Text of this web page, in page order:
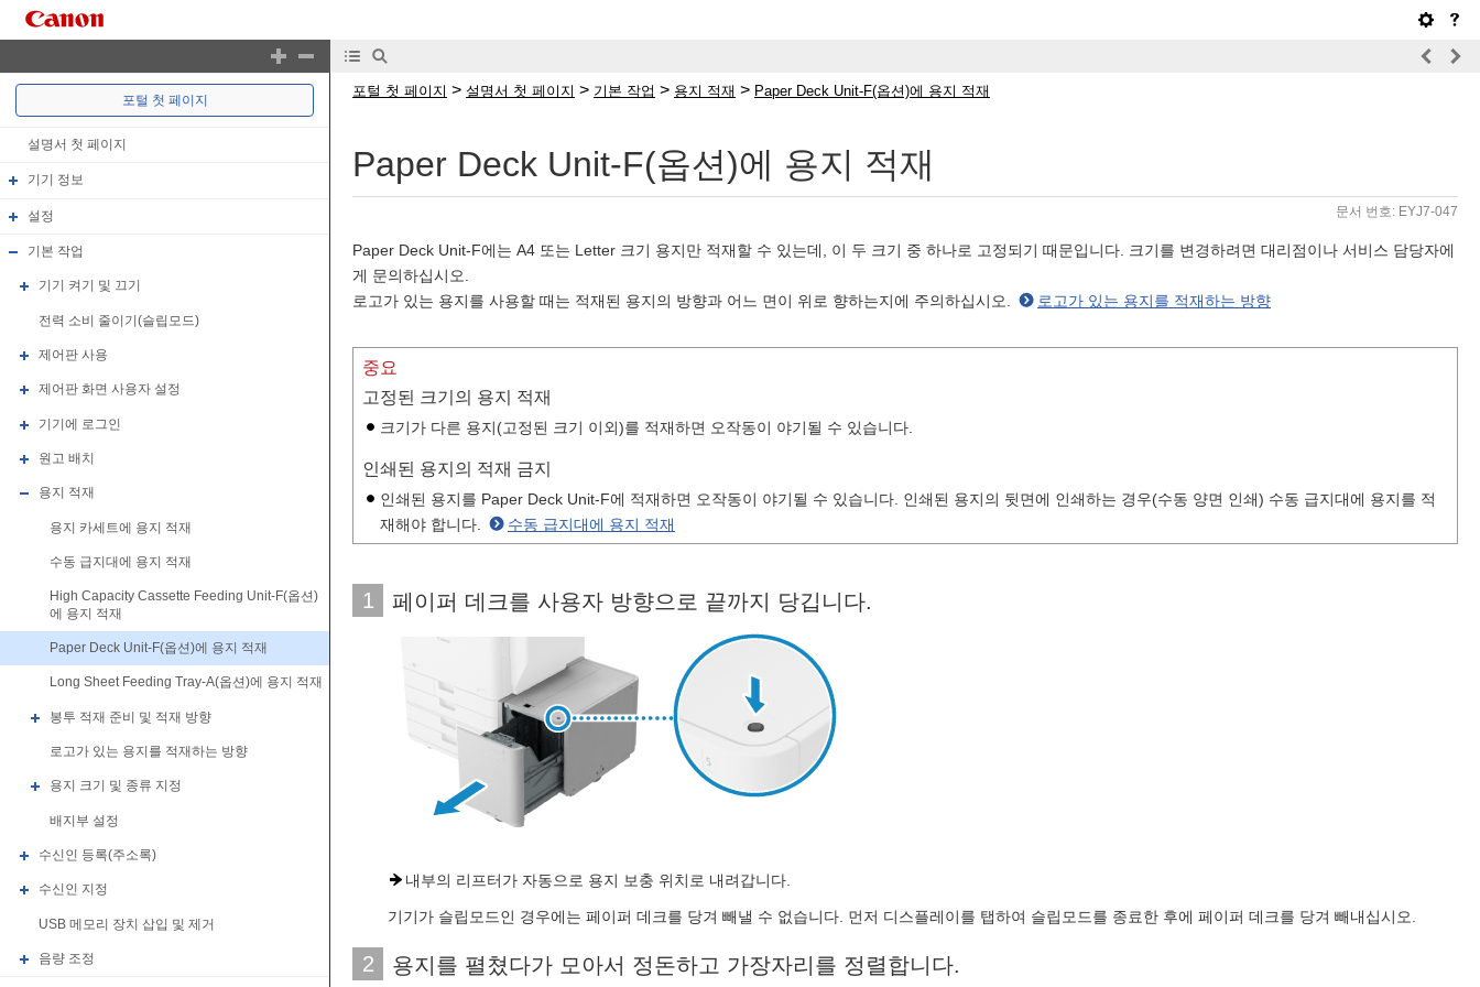
포털 첫 페이지
설명서 첫 페이지
기기 정보
설정
기본 작업
기기 켜기 및 끄기
전력 소비 줄이기(슬립모드)
제어판 사용
제어판 화면 사용자 설정
기기에 로그인
원고 배치
용지 적재
용지 카세트에 용지 적재
수동 급지대에 용지 적재
High Capacity Cassette Feeding Unit-F(옵션)
에 용지 적재
Paper Deck Unit-F(옵션)에 용지 적재
Long Sheet Feeding Tray-A(옵션)에 용지 적재
봉투 적재 준비 및 적재 방향
로고가 있는 용지를 적재하는 방향
용지 크기 및 종류 지정
배지부 설정
수신인 등록(주소록)
수신인 지정
USB 메모리 장치 삽입 및 제거
음량 조정
포털 첫 페이지 > 설명서 첫 페이지 > 기본 작업 > 용지 적재 > Paper Deck Unit-F(옵션)에 용지 적재
Paper Deck Unit-F(옵션)에 용지 적재
문서 번호: EYJ7-047
Paper Deck Unit-F에는 A4 또는 Letter 크기 용지만 적재할 수 있는데, 이 두 크기 중 하나로 고정되기 때문입니다. 크기를 변경하려면 대리점이나 서비스 담당자에
게 문의하십시오.
로고가 있는 용지를 사용할 때는 적재된 용지의 방향과 어느 면이 위로 향하는지에 주의하십시오.
로고가 있는 용지를 적재하는 방향
중요
고정된 크기의 용지 적재
크기가 다른 용지(고정된 크기 이외)를 적재하면 오작동이 야기될 수 있습니다.
인쇄된 용지의 적재 금지
인쇄된 용지를 Paper Deck Unit-F에 적재하면 오작동이 야기될 수 있습니다. 인쇄된 용지의 뒷면에 인쇄하는 경우(수동 양면 인쇄) 수동 급지대에 용지를 적
재해야 합니다.
수동 급지대에 용지 적재
1 페이퍼 데크를 사용자 방향으로 끝까지 당깁니다.
내부의 리프터가 자동으로 용지 보충 위치로 내려갑니다.
기기가 슬립모드인 경우에는 페이퍼 데크를 당겨 빼낼 수 없습니다. 먼저 디스플레이를 탭하여 슬립모드를 종료한 후에 페이퍼 데크를 당겨 빼내십시오.
2 용지를 펼쳤다가 모아서 정돈하고 가장자리를 정렬합니다.